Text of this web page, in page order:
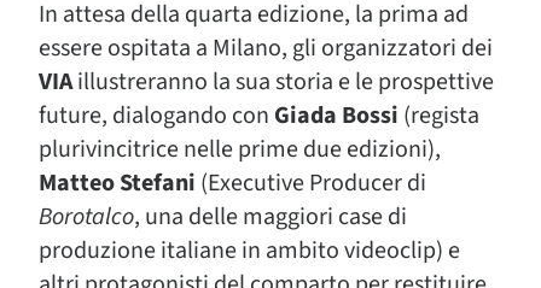
In attesa della quarta edizione, la prima ad
essere ospitata a Milano, gli organizzatori dei
VIAillustreranno la sua storia e le prospettive
future, dialogando con Giada Bossi (regista
plurivincitrice nelle prime due edizioni),
Matteo Stefani (Executive Producer di
Borotalco, una delle maggiori case di
produzione italiane in ambito videoclip) e